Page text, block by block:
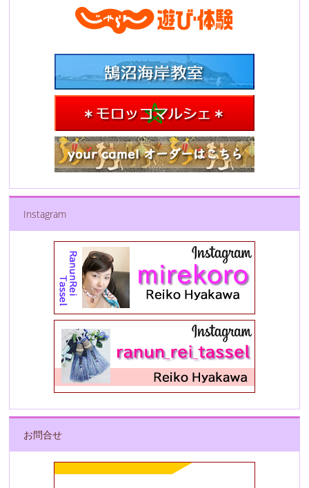
Instagram
お問合せ